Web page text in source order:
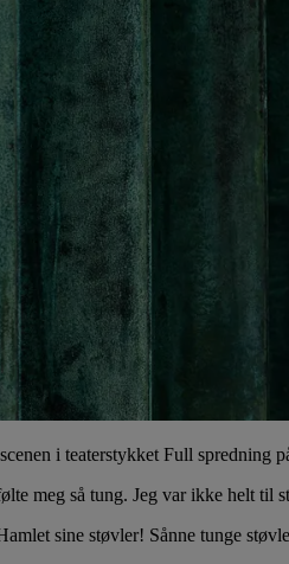
i teaterstykket Full spredning
meg så tung. Jeg var ikke helt
sine støvler! Sånne tunge